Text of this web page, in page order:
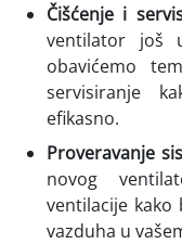
Čišćenje i
ventilator još
obavićemo
servisiranje
efikasno.
Proveravanje
novog
ventilacije
vazduha u